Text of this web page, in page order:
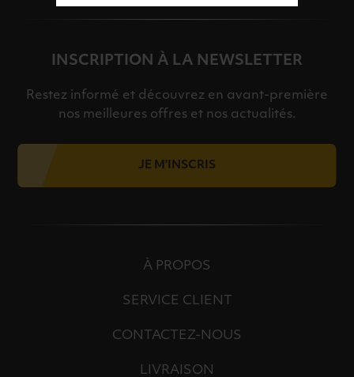
INSCRIPTION À LA NEWSLETTER
Restez informé et découvrez en avant-première
nos meilleures offres et nos actualités.
JE M'INSCRIS
À PROPOS
SERVICE CLIENT
CONTACTEZ-NOUS
LIVRAISON